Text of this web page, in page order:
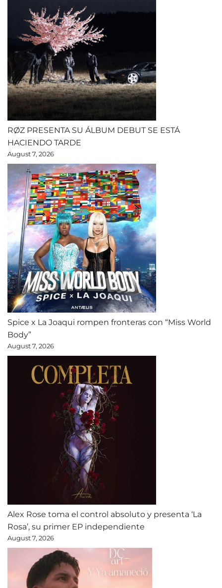
RØZ PRESENTA SU ÁLBUM DEBUT SE ESTÁ
HACIENDO TARDE
August 7, 2026
Spice x La Joaqui rompen fronteras con “Miss World
Body”
August 7, 2026
Alex Rose toma el control absoluto y presenta ‘La
Rosa’, su primer EP independiente
August 7, 2026